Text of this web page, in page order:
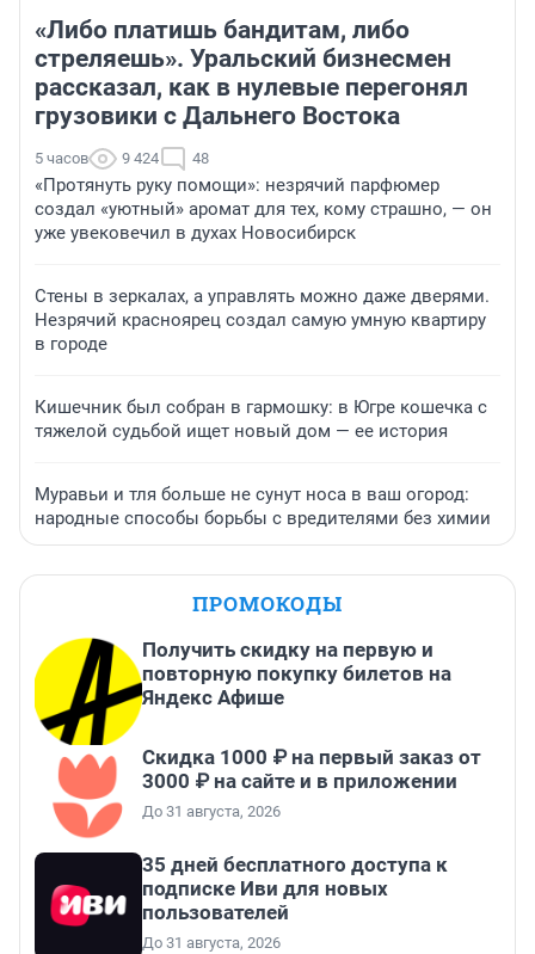
«Либо платишь бандитам, либо
стреляешь». Уральский бизнесмен
рассказал, как в нулевые перегонял
грузовики с Дальнего Востока
5 часов 9 424 48
«Протянуть руку помощи»: незрячий парфюмер
создал «уютный» аромат для тех, кому страшно, — он
уже увековечил в духах Новосибирск
Стены в зеркалах, а управлять можно даже дверями.
Незрячий красноярец создал самую умную квартиру
в городе
Кишечник был собран в гармошку: в Югре кошечка с
тяжелой судьбой ищет новый дом — ее история
Муравьи и тля больше не сунут носа в ваш огород:
народные способы борьбы с вредителями без химии
ПРОМОКОДЫ
Получить скидку на первую и
повторную покупку билетов на
Яндекс Афише
Скидка 1000 ₽ на первый заказ от
3000 ₽ на сайте и в приложении
До 31 августа, 2026
35 дней бесплатного доступа к
подписке Иви для новых
пользователей
До 31 августа, 2026